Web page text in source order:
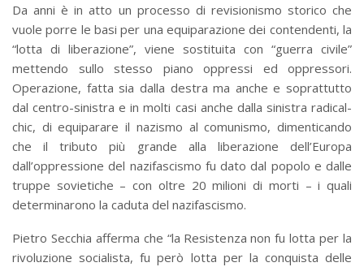
Da anni è in atto un processo di revisionismo storico che
vuole porre le basi per una equiparazione dei contendenti, la
“lotta di liberazione”, viene sostituita con “guerra civile”
mettendo sullo stesso piano oppressi ed oppressori.
Operazione, fatta sia dalla destra ma anche e soprattutto
dal centro-sinistra e in molti casi anche dalla sinistra radical-
chic, di equiparare il nazismo al comunismo, dimenticando
che il tributo più grande alla liberazione dell’Europa
dall’oppressione del nazifascismo fu dato dal popolo e dalle
truppe sovietiche – con oltre 20 milioni di morti – i quali
determinarono la caduta del nazifascismo.
Pietro Secchia afferma che “la Resistenza non fu lotta per la
rivoluzione socialista, fu però lotta per la conquista delle